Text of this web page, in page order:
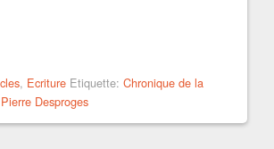
, Ecriture Etiquette: Chronique de la
Pierre Desproges